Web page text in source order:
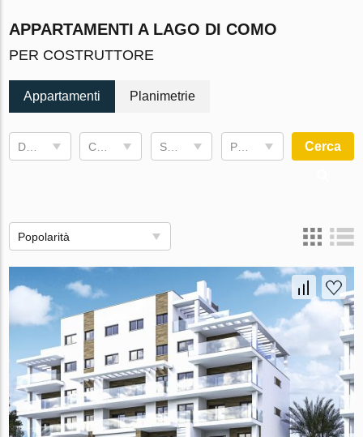
APPARTAMENTI A LAGO DI COMO
PER COSTRUTTORE
Appartamenti Planimetrie
Superficie abitabile Prezzo, € Cerca
Popolarità